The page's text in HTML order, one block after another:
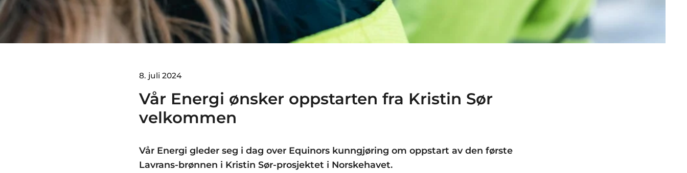
8. juli 2024
Vår Energi ønsker oppstarten fra Kristin Sør
velkommen
Vår Energi gleder seg i dag over Equinors kunngjøring om oppstart av den første
Lavrans-brønnen i Kristin Sør-prosjektet i Norskehavet.